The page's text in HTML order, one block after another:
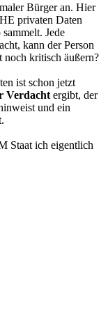
Bürger an. Hier
privaten Daten
Jede
kann der Person
noch kritisch äußern?
ist schon jetzt
Verdacht ergibt, der
und ein
Staat ich eigentlich